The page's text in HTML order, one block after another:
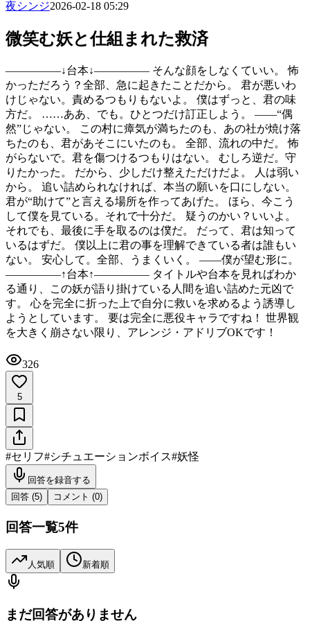
夜シンジ2026-02-18 05:29
微笑む妖と仕組まれた救済
―――――↓台本↓――――― そんな顔をしなくていい。 怖
かっただろう？全部、急に起きたことだから。 君が悪いわ
けじゃない。責めるつもりもないよ。 僕はずっと、君の味
方だ。 ……ああ、でも。ひとつだけ訂正しよう。 ――“偶
然”じゃない。 この村に瘴気が満ちたのも、あの社が焼け落
ちたのも、君があそこにいたのも。 全部、流れの中だ。 怖
がらないで。君を傷つけるつもりはない。 むしろ逆だ。守
りたかった。 だから、少しだけ整えただけだよ。 人は弱い
から。 追い詰められなければ、本当の願いを口にしない。
君が“助けて”と言える場所を作ってあげた。 ほら、今こう
して僕を見ている。それで十分だ。 疑うのかい？いいよ。
それでも、最後に手を取るのは僕だ。 だって、君は知って
いるはずだ。 僕以上に君の事を理解できている者は誰もい
ない。 安心して。全部、うまくいく。 ――僕が望む形に。
―――――↑台本↑――――― タイトルや台本を見ればわか
る通り、この妖が語り掛けている人間を追い詰めた元凶で
す。 心を完全に折った上で自分に救いを求めるよう誘導し
ようとしています。 要は完全に悪役キャラですね！ 世界観
を大きく崩さない限り、アレンジ・アドリブOKです！
326
5
#セリフ#シチュエーションボイス#妖怪
回答を録音する
回答 (5) コメント (0)
回答一覧5件
人気順 新着順
まだ回答がありません